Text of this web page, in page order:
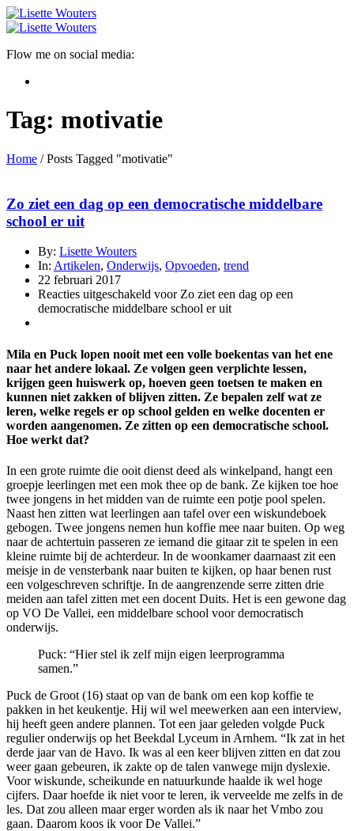
Flow me on social media:
Tag: motivatie
Home / Posts Tagged "motivatie"
Zo ziet een dag op een democratische middelbare
school er uit
By: Lisette Wouters
In: Artikelen, Onderwijs, Opvoeden, trend
22 februari 2017
Reacties uitgeschakeld voor Zo ziet een dag op een
democratische middelbare school er uit
Mila en Puck lopen nooit met een volle boekentas van het ene
naar het andere lokaal. Ze volgen geen verplichte lessen,
krijgen geen huiswerk op, hoeven geen toetsen te maken en
kunnen niet zakken of blijven zitten. Ze bepalen zelf wat ze
leren, welke regels er op school gelden en welke docenten er
worden aangenomen. Ze zitten op een democratische school.
Hoe werkt dat?
In een grote ruimte die ooit dienst deed als winkelpand, hangt een
groepje leerlingen met een mok thee op de bank. Ze kijken toe hoe
twee jongens in het midden van de ruimte een potje pool spelen.
Naast hen zitten wat leerlingen aan tafel over een wiskundeboek
gebogen. Twee jongens nemen hun koffie mee naar buiten. Op weg
naar de achtertuin passeren ze iemand die gitaar zit te spelen in een
kleine ruimte bij de achterdeur. In de woonkamer daarnaast zit een
meisje in de vensterbank naar buiten te kijken, op haar benen rust
een volgeschreven schriftje. In de aangrenzende serre zitten drie
meiden aan tafel zitten met een docent Duits. Het is een gewone dag
op VO De Vallei, een middelbare school voor democratisch
onderwijs.
Puck: “Hier stel ik zelf mijn eigen leerprogramma
samen.”
Puck de Groot (16) staat op van de bank om een kop koffie te
pakken in het keukentje. Hij wil wel meewerken aan een interview,
hij heeft geen andere plannen. Tot een jaar geleden volgde Puck
regulier onderwijs op het Beekdal Lyceum in Arnhem. “Ik zat in het
derde jaar van de Havo. Ik was al een keer blijven zitten en dat zou
weer gaan gebeuren, ik zakte op de talen vanwege mijn dyslexie.
Voor wiskunde, scheikunde en natuurkunde haalde ik wel hoge
cijfers. Daar hoefde ik niet voor te leren, ik verveelde me zelfs in de
les. Dat zou alleen maar erger worden als ik naar het Vmbo zou
gaan. Daarom koos ik voor De Vallei.”